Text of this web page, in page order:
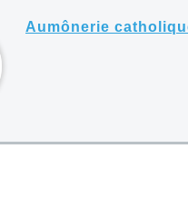
Aumônerie